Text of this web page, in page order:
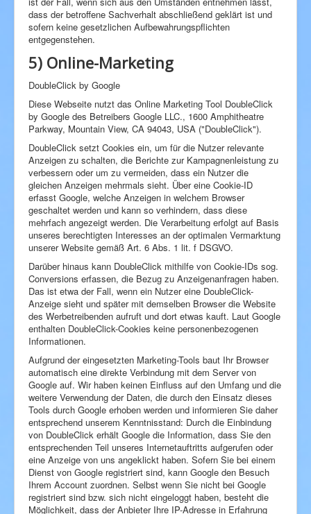
dass der betroffene Sachverhalt abschließend geklärt ist und
sofern keine gesetzlichen Aufbewahrungspflichten
entgegenstehen.
5) Online-Marketing
DoubleClick by Google
Diese Webseite nutzt das Online Marketing Tool DoubleClick
by Google des Betreibers Google LLC., 1600 Amphitheatre
Parkway, Mountain View, CA 94043, USA ("DoubleClick").
DoubleClick setzt Cookies ein, um für die Nutzer relevante
Anzeigen zu schalten, die Berichte zur Kampagnenleistung zu
verbessern oder um zu vermeiden, dass ein Nutzer die
gleichen Anzeigen mehrmals sieht. Über eine Cookie-ID
erfasst Google, welche Anzeigen in welchem Browser
geschaltet werden und kann so verhindern, dass diese
mehrfach angezeigt werden. Die Verarbeitung erfolgt auf Basis
unseres berechtigten Interesses an der optimalen Vermarktung
unserer Website gemäß Art. 6 Abs. 1 lit. f DSGVO.
Darüber hinaus kann DoubleClick mithilfe von Cookie-IDs sog.
Conversions erfassen, die Bezug zu Anzeigenanfragen haben.
Das ist etwa der Fall, wenn ein Nutzer eine DoubleClick-
Anzeige sieht und später mit demselben Browser die Website
des Werbetreibenden aufruft und dort etwas kauft. Laut Google
enthalten DoubleClick-Cookies keine personenbezogenen
Informationen.
Aufgrund der eingesetzten Marketing-Tools baut Ihr Browser
automatisch eine direkte Verbindung mit dem Server von
Google auf. Wir haben keinen Einfluss auf den Umfang und die
weitere Verwendung der Daten, die durch den Einsatz dieses
Tools durch Google erhoben werden und informieren Sie daher
entsprechend unserem Kenntnisstand: Durch die Einbindung
von DoubleClick erhält Google die Information, dass Sie den
entsprechenden Teil unseres Internetauftritts aufgerufen oder
eine Anzeige von uns angeklickt haben. Sofern Sie bei einem
Dienst von Google registriert sind, kann Google den Besuch
Ihrem Account zuordnen. Selbst wenn Sie nicht bei Google
registriert sind bzw. sich nicht eingeloggt haben, besteht die
Möglichkeit, dass der Anbieter Ihre IP-Adresse in Erfahrung